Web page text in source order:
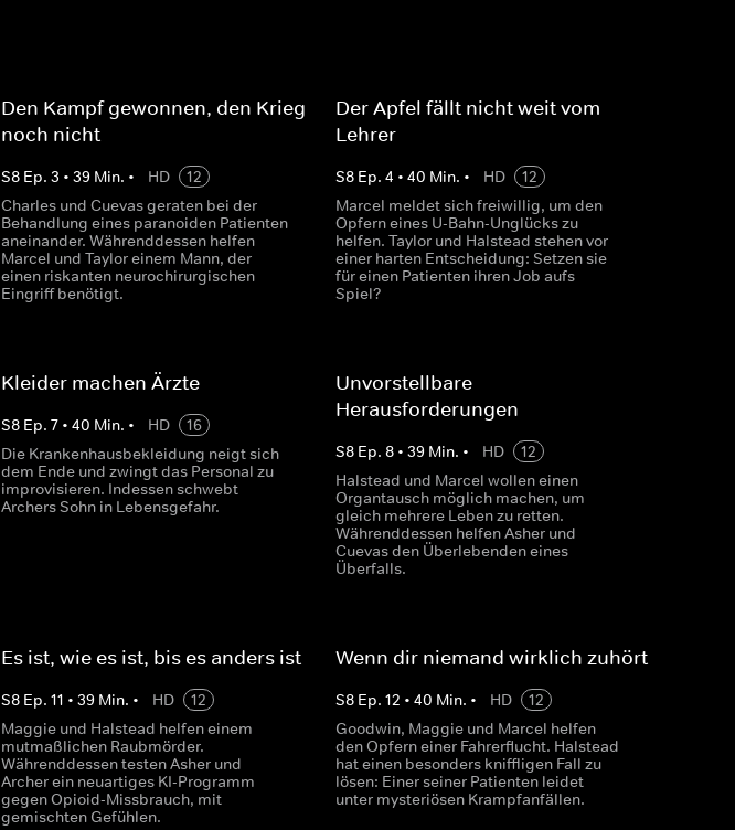
Den Kampf gewonnen, den Krieg
noch nicht
S8 Ep. 3 • 39Min. • HD
12
Charles und Cuevas geraten bei der
Behandlung eines paranoiden Patienten
aneinander. Währenddessen helfen
Marcel und Taylor einem Mann, der
einen riskanten neurochirurgischen
Eingriff benötigt.
Der Apfel fällt nicht weit vom
Lehrer
S8 Ep. 4 • 40 Min. • HD
12
Marcel meldet sich freiwillig, um den
Opfern eines U-Bahn-Unglücks zu
helfen. Taylor und Halstead stehen vor
einer harten Entscheidung: Setzen sie
für einen Patienten ihren Job aufs
Spiel?
Kleider machen Ärzte
S8 Ep. 7• 40 Min. • HD
16
Die Krankenhausbekleidung neigt sich
dem Ende und zwingt das Personal zu
improvisieren. Indessen schwebt
Archers Sohn in Lebensgefahr.
Unvorstellbare
Herausforderungen
S8 Ep. 8• 39Min. • HD
12
Halstead und Marcel wollen einen
Organtausch möglich machen, um
gleich mehrere Leben zu retten.
Währenddessen helfen Asher und
Cuevas den Überlebenden eines
Überfalls.
Es ist, wie es ist, bis es anders ist
S8 Ep. 11 • 39Min. • HD
12
Maggie und Halstead helfen einem
mutmaßlichen Raubmörder.
Währenddessen testen Asher und
Archer ein neuartiges KI-Programm
gegen Opioid-Missbrauch, mit
gemischten Gefühlen.
Wenn dir niemand wirklich zuhört
S8 Ep. 12 • 40 Min. • HD
12
Goodwin, Maggie und Marcel helfen
den Opfern einer Fahrerflucht. Halstead
hat einen besonders kniffligen Fall zu
lösen: Einer seiner Patienten leidet
unter mysteriösen Krampfanfällen.